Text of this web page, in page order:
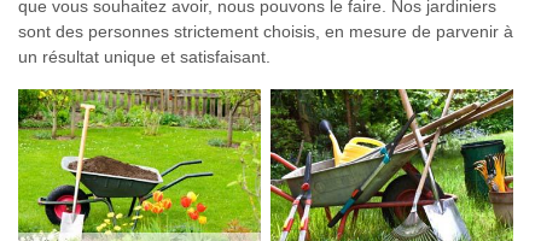
que vous souhaitez avoir, nous pouvons le faire. Nos jardiniers
sont des personnes strictement choisis, en mesure de parvenir à
un résultat unique et satisfaisant.